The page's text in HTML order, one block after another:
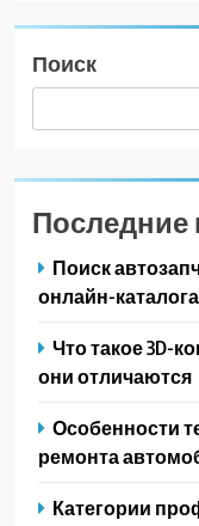
Поиск
Последние
Поиск
онлайн-
Что такое 3D-
они отличаются
Особенности
ремонта
Категории